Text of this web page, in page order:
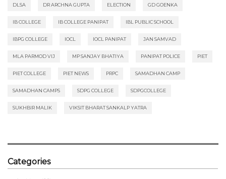
DLSA DR ARCHNA GUPTA ELECTION GD GOENKA
IB COLLEGE IB COLLEGE PANIPAT IBL PUBLIC SCHOOL
IBPG COLLEGE IOCL IOCL PANIPAT JAN SAMVAD
MLA PARMOD VIJ MP SANJAY BHATIYA PANIPAT POLICE PIET
PIET COLLEGE PIET NEWS PRPC SAMADHAN CAMP
SAMADHAN CAMPS SDPG COLLEGE SDPGCOLLEGE
SUKHBIR MALIK VIKSIT BHARAT SANKALP YATRA
Categories